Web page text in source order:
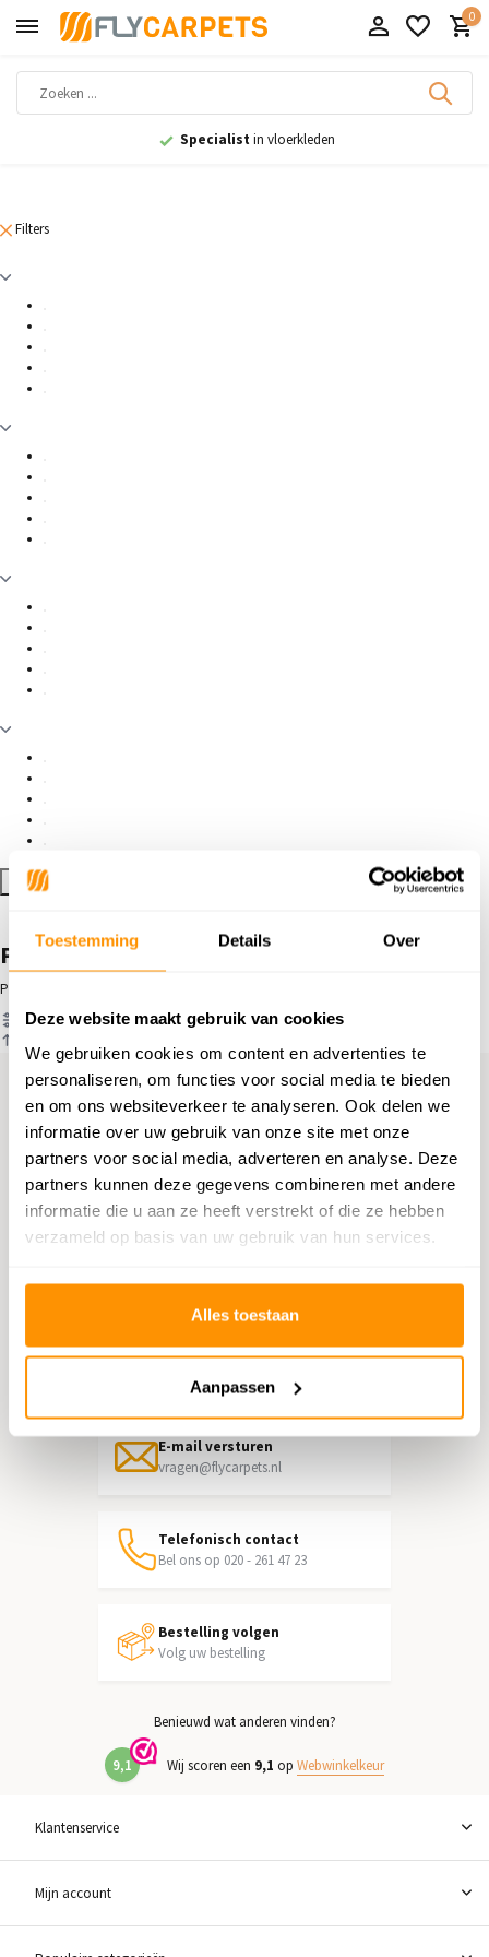
Toestemming Details Over
Deze website maakt gebruik van cookies
We gebruiken cookies om content en advertenties te
personaliseren, om functies voor social media te bieden
en om ons websiteverkeer te analyseren. Ook delen we
informatie over uw gebruik van onze site met onze
partners voor social media, adverteren en analyse. Deze
partners kunnen deze gegevens combineren met andere
informatie die u aan ze heeft verstrekt of die ze hebben
verzameld op basis van uw gebruik van hun services.
Alles toestaan
Aanpassen
0
Specialistin vloerkleden
Filters
Filter toepassen
Producten getagd met
Producten
Filter
Hulp nodig?
Neem contact op met onze
klantenservice
Informatie over het terugsturen
Chat direct
E-mail versturen
vragen@flycarpets.nl
Telefonisch contact
Bel ons op 020 - 261 47 23
Bestelling volgen
Volg uw bestelling
Benieuwd wat anderen vinden?
9,1 Wij scoren een 9,1 op Webwinkelkeur
Klantenservice
Mijn account